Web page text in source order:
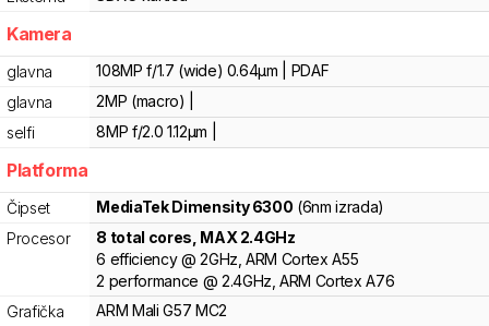
Kamera
glavna
108MP f/1.7 (wide) 0.64µm | PDAF
glavna
2MP (macro) |
selfi
8MP f/2.0 1.12µm |
Platforma
Čipset MediaTekDimensity 6300 (6nm izrada)
Procesor
8 total cores , MAX 2.4GHz
6 efficiency @ 2GHz,ARM Cortex A55
2 performance @ 2.4GHz,ARM Cortex A76
Grafička
ARM Mali G57 MC2